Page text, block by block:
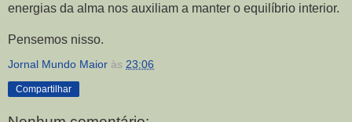
energias da alma nos auxiliam a manter o equilíbrio interior.
Pensemos nisso.
Jornal Mundo Maior às 23:06
Compartilhar